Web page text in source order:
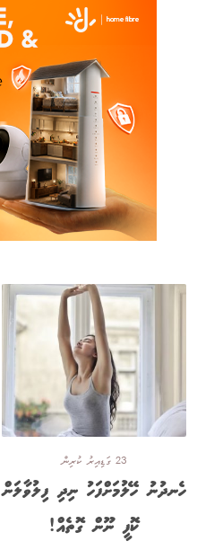
23 ގަޑިއިރު ކުރިން
ހެނދުނު ހޭލުމަށްފަހު ނިދި ފިލުވާލަން
ކޮފީ ނޫން ގޮތެއް!